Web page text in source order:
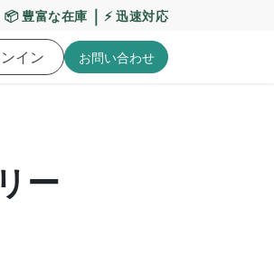
配送への影響について
📦 豊富な在庫 ｜ ⚡ 迅速対応
品 特価品 ポイントに関して
イン お問い​合わせ
ー